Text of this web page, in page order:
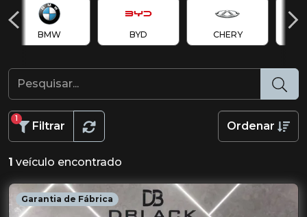
BMW BYD CHERY
Filtrar
1
Ordenar
1 veículo encontrado
Garantia de Fábrica